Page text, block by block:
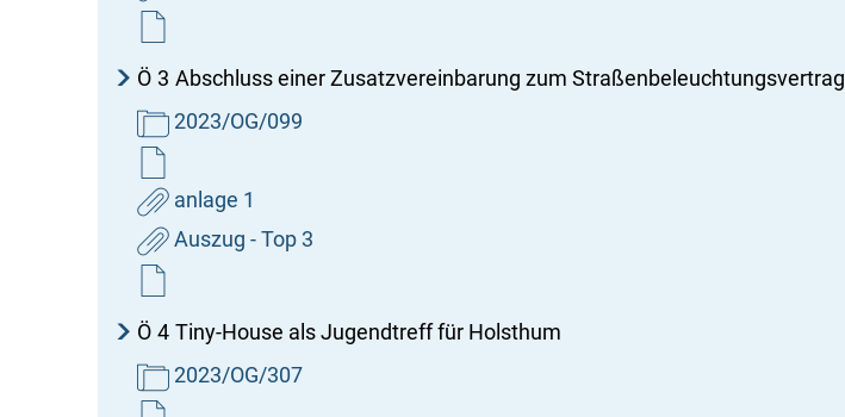
Ö 3 Abschluss einer Zusatzvereinbarung zum Straßenbeleuchtungsvertrag
2023/OG/099
anlage 1
Auszug - Top 3
Ö 4 Tiny-House als Jugendtreff für Holsthum
2023/OG/307